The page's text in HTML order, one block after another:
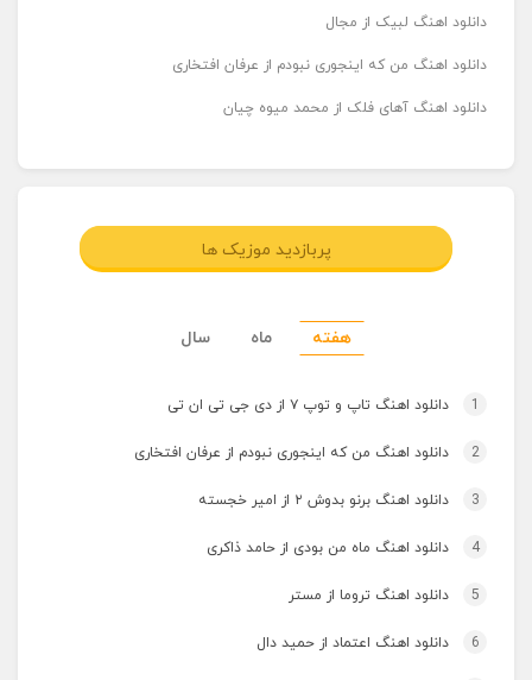
دانلود اهنگ لبیک از مجال
دانلود اهنگ من که اینجوری نبودم از عرفان افتخاری
دانلود اهنگ آهای فلک از محمد میوه چیان
پربازدید موزیک ها
هفته ماه سال
1 دانلود اهنگ تاپ و توپ ۷ از دی جی تی ان تی
2 دانلود اهنگ من که اینجوری نبودم از عرفان افتخاری
3 دانلود اهنگ برنو بدوش ۲ از امیر خجسته
4 دانلود اهنگ ماه من بودی از حامد ذاکری
5 دانلود اهنگ تروما از مستر
6 دانلود اهنگ اعتماد از حمید دال